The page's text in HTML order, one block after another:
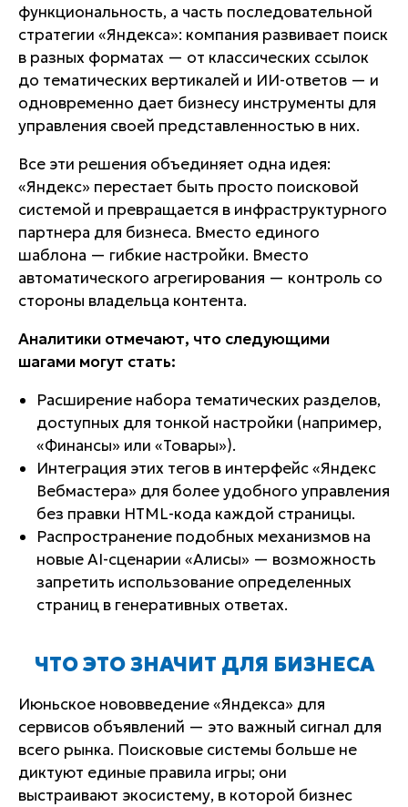
функциональность, а часть последовательной
стратегии «Яндекса»: компания развивает поиск
в разных форматах — от классических ссылок
до тематических вертикалей и ИИ-ответов — и
одновременно дает бизнесу инструменты для
управления своей представленностью в них.
Все эти решения объединяет одна идея:
«Яндекс» перестает быть просто поисковой
системой и превращается в инфраструктурного
партнера для бизнеса. Вместо единого
шаблона — гибкие настройки. Вместо
автоматического агрегирования — контроль со
стороны владельца контента.
Аналитики отмечают, что следующими
шагами могут стать:
Расширение набора тематических разделов,
доступных для тонкой настройки (например,
«Финансы» или «Товары»).
Интеграция этих тегов в интерфейс «Яндекс
Вебмастера» для более удобного управления
без правки HTML-кода каждой страницы.
Распространение подобных механизмов на
новые AI-сценарии «Алисы» — возможность
запретить использование определенных
страниц в генеративных ответах.
ЧТО ЭТО ЗНАЧИТ ДЛЯ БИЗНЕСА
Июньское нововведение «Яндекса» для
сервисов объявлений — это важный сигнал для
всего рынка. Поисковые системы больше не
диктуют единые правила игры; они
выстраивают экосистему, в которой бизнес